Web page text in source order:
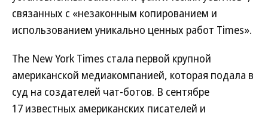
связанных с «незаконным копированием и
использованием уникально ценных работ Times».
The New York Times стала первой крупной
американской медиакомпанией, которая подала в
суд на создателей чат-ботов. В сентябре
17 известных американских писателей и